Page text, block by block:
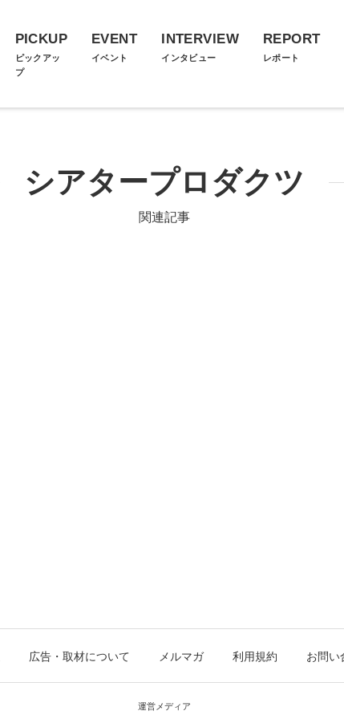
PICKUP
ピックアッ
プ
EVENT
イベント
INTERVIEW
インタビュー
REPORT
レポート
シアタープロダクツ
関連記事
広告・取材について メルマガ 利用規約 お問い
運営メディア